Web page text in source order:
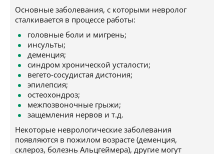
Основные заболевания, с которыми невролог
сталкивается в процессе работы:
головные боли и мигрень;
инсульты;
деменция;
синдром хронической усталости;
вегето-сосудистая дистония;
эпилепсия;
остеохондроз;
межпозвоночные грыжи;
защемления нервов и т.д.
Некоторые неврологические заболевания
появляются в пожилом возрасте (деменция,
склероз, болезнь Альцгеймера), другие могут